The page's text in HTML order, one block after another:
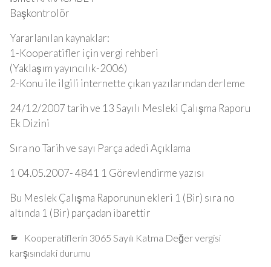
Başkontrolör
Yararlanılan kaynaklar:
1-Kooperatifler için vergi rehberi
(Yaklaşım yayıncılık-2006)
2-Konu ile ilgili internette çıkan yazılarından derleme
24/12/2007 tarih ve 13 Sayılı Mesleki Çalışma Raporu
Ek Dizini
Sıra no Tarih ve sayı Parça adedi Açıklama
1 04.05.2007- 4841 1 Görevlendirme yazısı
Bu Meslek Çalışma Raporunun ekleri 1 (Bir) sıra no
altında 1 (Bir) parçadan ibarettir
Kooperatiflerin 3065 Sayılı Katma Değer vergisi
karşısındaki durumu